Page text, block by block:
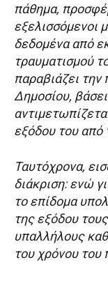
πάθημα,
εξελισσόμενοι
δεδομένα από
τραυματισμού
παραβιάζει την
Δημοσίου,
εξόδου του από
Ταυτόχρονα,
διάκριση: ενώ
το επίδομα
της εξόδου
υπαλλήλους
του χρόνου του